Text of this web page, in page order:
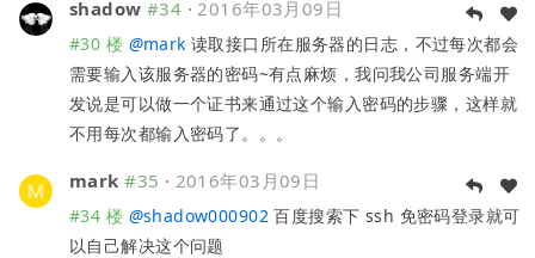
shadow #34 · 2016年03月09日
#30 楼 @mark 读取接口所在服务器的日志，不过每次都会
需要输入该服务器的密码~有点麻烦，我问我公司服务端开
发说是可以做一个证书来通过这个输入密码的步骤，这样就
不用每次都输入密码了。。。
mark #35 · 2016年03月09日
#34 楼 @shadow000902 百度搜索下 ssh 免密码登录就可
以自己解决这个问题